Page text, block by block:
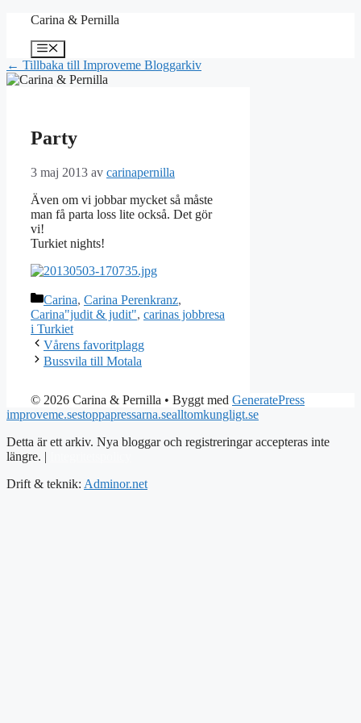
Hoppa
innehåll
Carina & Pernilla
Meny
← Tillbaka till Improveme Bloggarkiv
Party
3 maj 2013 av carinapernilla
Även om vi jobbar mycket så måste
man få parta loss lite också. Det gör
vi!
Turkiet nights!
Kategorier
Carina, Carina Perenkranz,
Carina"judit & judit", carinas jobbresa
i Turkiet
Vårens favoritplagg
Bussvila till Motala
© 2026 Carina & Pernilla • Byggt med GeneratePress
improveme.sestoppapressarna.sealltomkungligt.se
Detta är ett arkiv. Nya bloggar och registreringar accepteras inte
längre. |
Drift & teknik: Adminor.net